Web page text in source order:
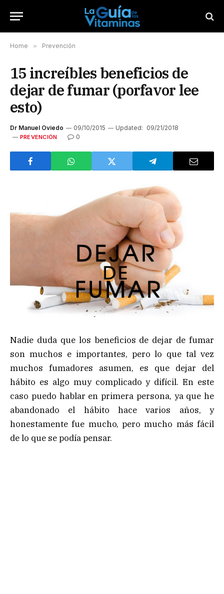
Home » Prevención
15 increíbles beneficios de
dejar de fumar (porfavor lee
esto)
Dr Manuel Oviedo 09/10/2015 Updated: 09/21/2018
PREVENCIÓN 0
Nadie duda que los beneficios de dejar de fumar
son muchos e importantes, pero lo que tal vez
muchos fumadores asumen, es que dejar del
hábito es algo muy complicado y difícil. En este
caso puedo hablar en primera persona, ya que he
abandonado el hábito hace varios años, y
honestamente fue mucho, pero mucho más fácil
de lo que se podía pensar.